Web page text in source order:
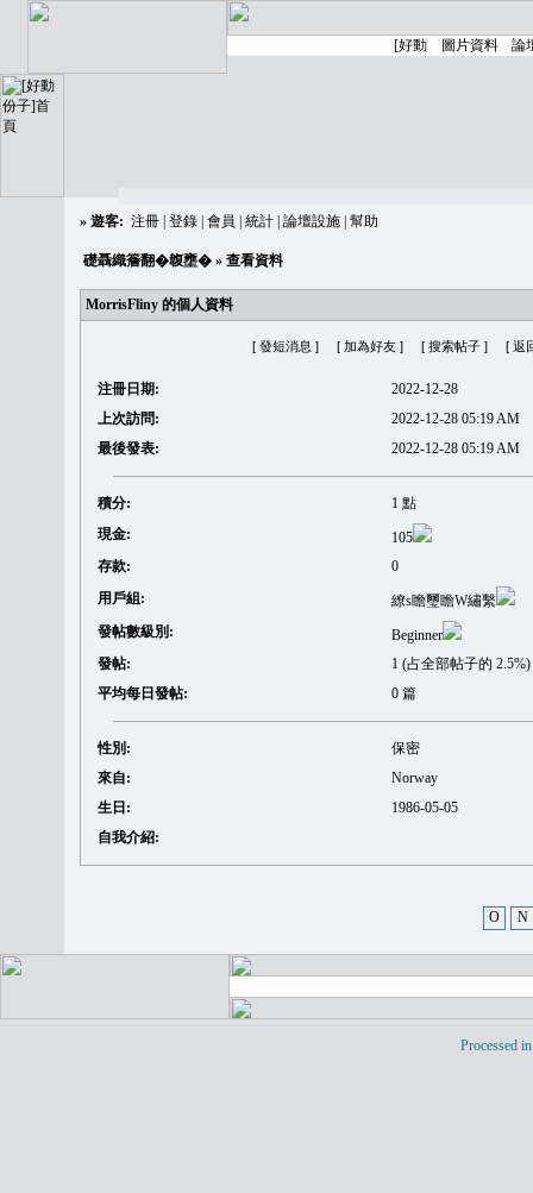
» 遊客: 注冊 登錄 會員 統計 論壇設施 幫助
礎聶織簷翻�䪖壅� » 查看資料
MorrisFliny 的個人資料
[ 發短消息 ] [ 加為好友 ] [ 搜索帖子 ] [ 返
注冊日期:
2022-12-28
上次訪問:
2022-12-28 05:19 AM
最後發表:
2022-12-28 05:19 AM
積分:
1 點
現金:
105
存款:
0
用戶組:
繚s瞻璽瞻W繡繫
發帖數級別:
Beginner
發帖:
1 (占全部帖子的 2.5%)
平均每日發帖:
0 篇
性別:
保密
來自:
Norway
生日:
1986-05-05
自我介紹:
O N
Processed